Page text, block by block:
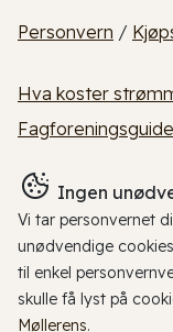
Personvern /
Hva koster
Ingen
Vi tar personvernet
unødvendige
til enkel
skulle få lyst på
Møllerens.